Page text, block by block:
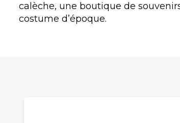
calèche, une boutique de
costume d’époque.